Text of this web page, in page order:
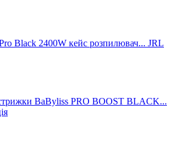
Black 2400W кейс розпилювач... JRL
BaByliss PRO BOOST BLACK...